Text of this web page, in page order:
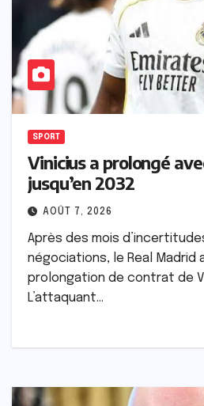
SPORT
Vinicius a prolongé
jusqu’en 2032
AOÛT 7, 2026
Après des mois
négociations, le Real Madrid
prolongation de contrat de
L’attaquant…